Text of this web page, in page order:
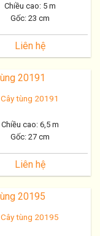
Chiều cao: 5 m
Gốc: 23 cm
Liên hệ
Cây tùng 20191
Chiều cao: 6,5 m
Gốc: 27 cm
Liên hệ
Cây tùng 20195